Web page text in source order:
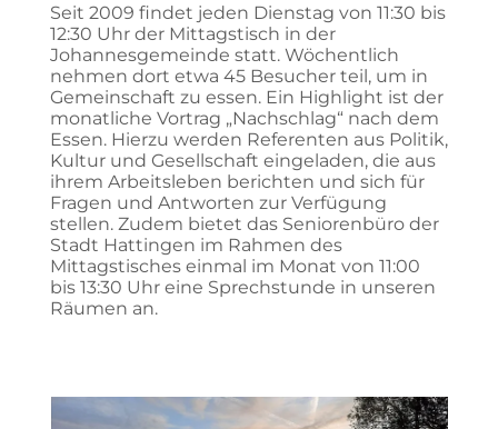
Seit 2009 findet jeden Dienstag von 11:30 bis
12:30 Uhr der Mittagstisch in der
Johannesgemeinde statt. Wöchentlich
nehmen dort etwa 45 Besucher teil, um in
Gemeinschaft zu essen. Ein Highlight ist der
monatliche Vortrag „Nachschlag“ nach dem
Essen. Hierzu werden Referenten aus Politik,
Kultur und Gesellschaft eingeladen, die aus
ihrem Arbeitsleben berichten und sich für
Fragen und Antworten zur Verfügung
stellen. Zudem bietet das Seniorenbüro der
Stadt Hattingen im Rahmen des
Mittagstisches einmal im Monat von 11:00
bis 13:30 Uhr eine Sprechstunde in unseren
Räumen an.